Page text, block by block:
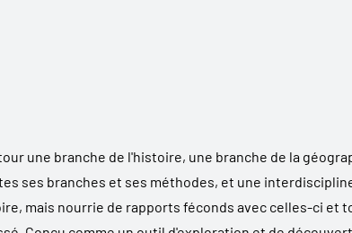
une branche de l'histoire, une branche de la
ses branches et ses méthodes, et une
mais nourrie de rapports féconds avec celles-ci et